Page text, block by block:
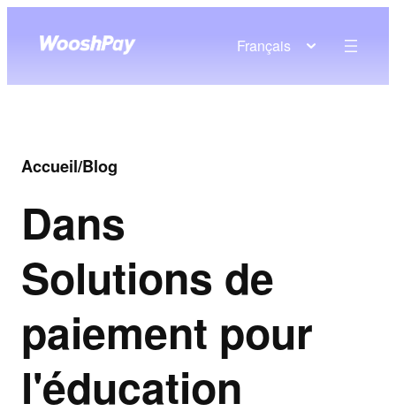
Français
Accueil/Blog
Dans
Solutions de
paiement pour
l'éducation